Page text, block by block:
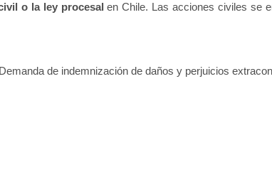
o la ley procesalen Chile. Las acciones civiles se
Demanda de indemnización de daños y perjuicios